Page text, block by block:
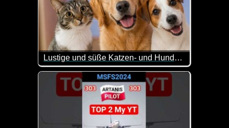
Lustige und süße Katzen- und Hundevideos
Ein weiterer Teil dieser lustigen Videos mit